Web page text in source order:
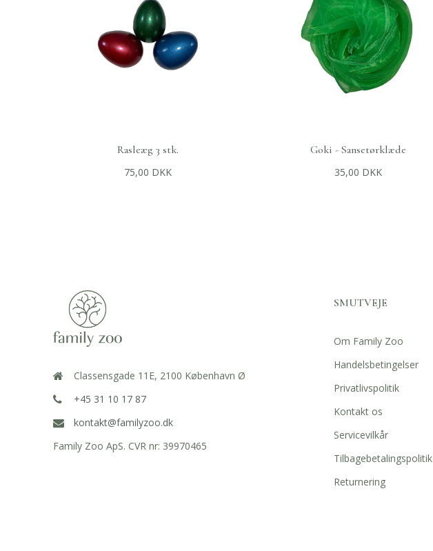
TILFØJ TIL KURV
Rasleæg 3 stk.
75,00 DKK
+ TILFØJ TIL KURV
Goki - Sansetørklæde
35,00 DKK
Classensgade 11E, 2100 København Ø
+45 31 10 17 87
kontakt@familyzoo.dk
Family Zoo ApS. CVR nr: 39970465
SMUTVEJE
Om Family Zoo
Handelsbetingelser
Privatlivspolitik
Kontakt os
Servicevilkår
Tilbagebetalingspolitik
Returnering